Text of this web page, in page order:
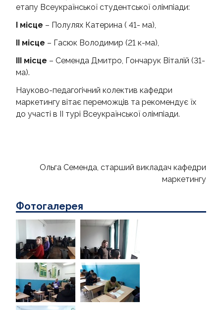
етапу Всеукраїнської студентської олімпіади:
І місце – Полулях Катерина ( 41- ма),
ІІ місце – Гасюк Володимир (21 к-ма),
ІІІ місце – Семенда Дмитро, Гончарук Віталій (31-
ма).
Науково-педагогічний колектив кафедри
маркетингу вітає переможців та рекомендує їх
до участі в ІІ турі Всеукраїнської олімпіади.
Ольга Семенда, старший викладач кафедри
маркетингу
Фотогалерея